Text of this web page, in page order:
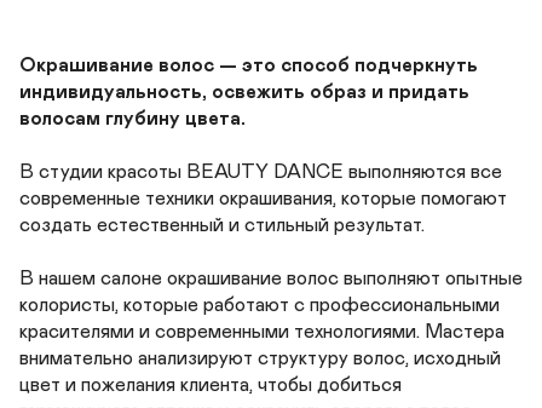
Окрашивание волос — это способ подчеркнуть
индивидуальность, освежить образ и придать
волосам глубину цвета.
В студии красоты BEAUTY DANCE выполняются все
современные техники окрашивания, которые помогают
создать естественный и стильный результат.
В нашем салоне окрашивание волос выполняют опытные
колористы, которые работают с профессиональными
красителями и современными технологиями. Мастера
внимательно анализируют структуру волос, исходный
цвет и пожелания клиента, чтобы добиться